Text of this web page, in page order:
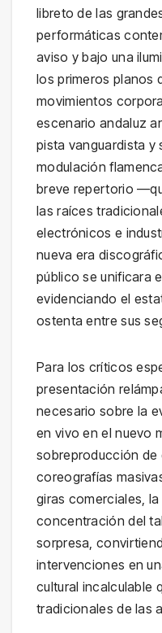
libreto de las
performáticas
aviso y bajo una
los primeros planos
movimientos
escenario andaluz
pista vanguardista y
modulación
breve repertorio
las raíces
electrónicos e
nueva era
público se unificara
evidenciando el
ostenta entre sus
Para los críticos
presentación
necesario sobre la
en vivo en el nuevo
sobreproducción de
coreografías
giras comerciales,
concentración del
sorpresa,
intervenciones en
cultural incalculable
tradicionales de las